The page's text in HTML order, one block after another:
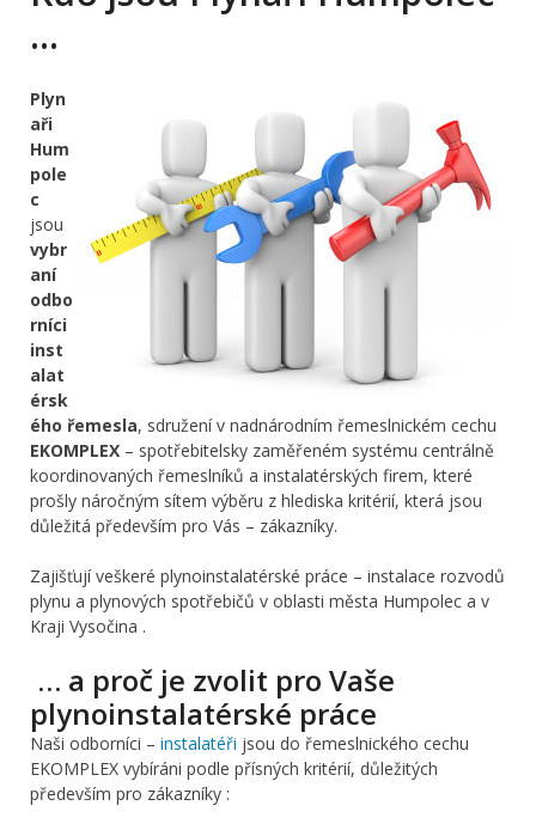
…
Plyn
aři
Hum
pole
c
jsou
vybr
aní
odbo
rníci
inst
alat
érsk
ého řemesla, sdružení v nadnárodním řemeslnickém cechu
EKOMPLEX – spotřebitelsky zaměřeném systému centrálně
koordinovaných řemeslníků a instalatérských firem, které
prošly náročným sítem výběru z hlediska kritérií, která jsou
důležitá především pro Vás – zákazníky.
Zajišťují veškeré plynoinstalatérské práce – instalace rozvodů
plynu a plynových spotřebičů v oblasti města Humpolec a v
Kraji Vysočina .
… a proč je zvolit pro Vaše
plynoinstalatérské práce
Naši odborníci – instalatéři jsou do řemeslnického cechu
EKOMPLEX vybíráni podle přísných kritérií, důležitých
především pro zákazníky :